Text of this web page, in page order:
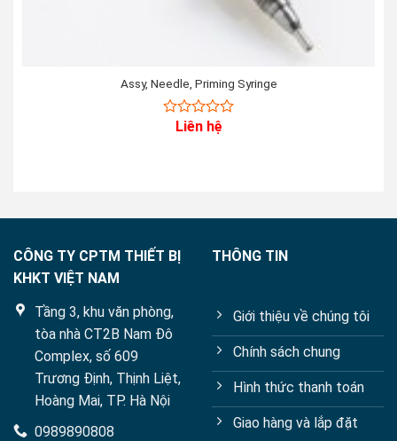
Assy, Needle, Priming Syringe
Liên hệ
CÔNG TY CPTM THIẾT BỊ
KHKT VIỆT NAM
Tầng 3, khu văn phòng,
tòa nhà CT2B Nam Đô
Complex, số 609
Trương Định, Thịnh Liệt,
Hoàng Mai, TP. Hà Nội
0989890808
THÔNG TIN
Giới thiệu về chúng tôi
Chính sách chung
Hình thức thanh toán
Giao hàng và lắp đặt